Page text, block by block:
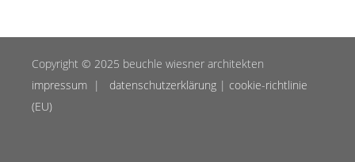
Copyright © 2025 beuchle wiesner architekten
impressum | datenschutzerklärung | cookie-richtlinie
(EU)